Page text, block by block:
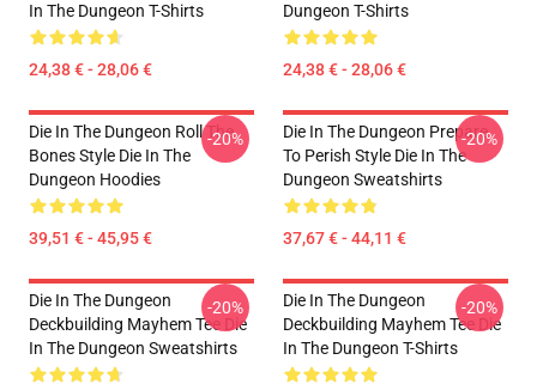
In The Dungeon T-Shirts
24,38 € - 28,06 €
Dungeon T-Shirts
24,38 € - 28,06 €
Die In The Dungeon Roll The
Bones Style Die In The
Dungeon Hoodies
39,51 € - 45,95 €
-20%
Die In The Dungeon Prepare
To Perish Style Die In The
Dungeon Sweatshirts
37,67 € - 44,11 €
-20%
Die In The Dungeon
Deckbuilding Mayhem Tee Die
In The Dungeon Sweatshirts
-20%
Die In The Dungeon
Deckbuilding Mayhem Tee Die
In The Dungeon T-Shirts
-20%